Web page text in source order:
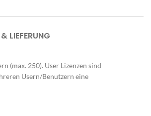
Stöbern Sie in unserem aktuell
verfügbaren Produktsortiment
LIEFERUNG
(max. 250). User Lizenzen sind
Usern/Benutzern eine